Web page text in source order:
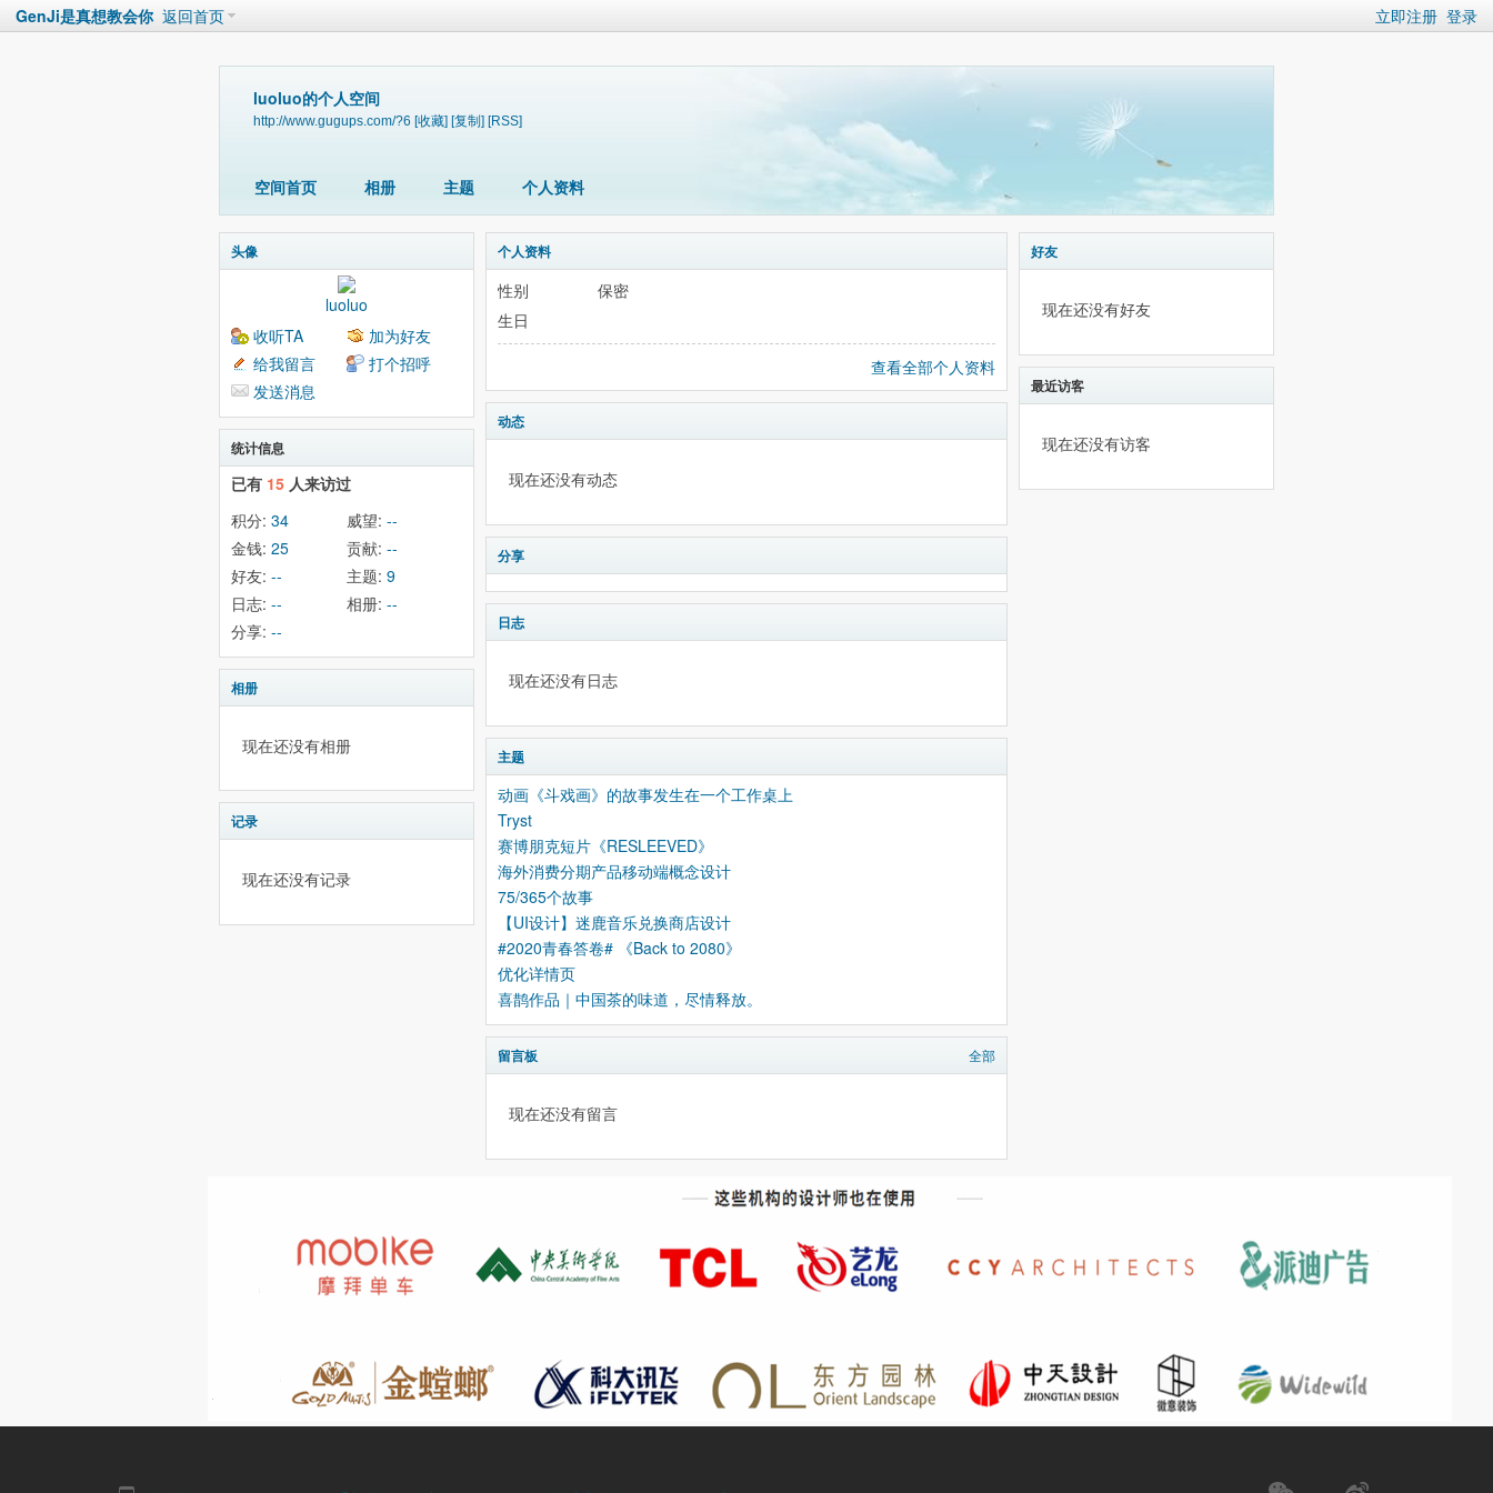
立即注册 登录
GenJi是真想教会你 返回首页
luoluo的个人空间
http://www.gugups.com/?6 [收藏] [复制] [RSS]
空间首页 相册 主题 个人资料
头像
luoluo
收听TA
加为好友
给我留言
打个招呼
发送消息
统计信息
已有 15 人来访过
积分: 34 威望: --
金钱: 25 贡献: --
好友: -- 主题: 9
日志: -- 相册: --
分享: --
相册
现在还没有相册
记录
现在还没有记录
个人资料
性别
保密
生日
查看全部个人资料
动态
现在还没有动态
分享
日志
现在还没有日志
主题
动画《斗戏画》的故事发生在一个工作桌上
Tryst
赛博朋克短片《RESLEEVED》
海外消费分期产品移动端概念设计
75/365个故事
【UI设计】迷鹿音乐兑换商店设计
#2020青春答卷# 《Back to 2080》
优化详情页
喜鹊作品｜中国茶的味道，尽情释放。
留言板 全部
现在还没有留言
好友
现在还没有好友
最近访客
现在还没有访客